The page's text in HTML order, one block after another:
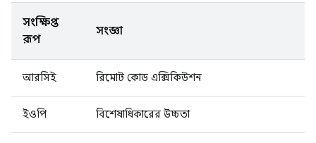
সংক্ষিপ্ত
রূপ
সংজ্ঞা
আরসিই রিমোট কোড এক্সিকিউশন
ইওপি বিশেষাধিকারের উচ্চতা